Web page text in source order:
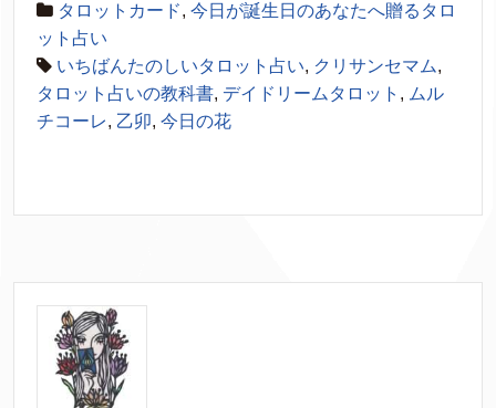
タロットカード, 今日が誕生日のあなたへ贈るタロ
ット占い
いちばんたのしいタロット占い, クリサンセマム,
タロット占いの教科書, デイドリームタロット , ムル
チコーレ, 乙卯, 今日の花